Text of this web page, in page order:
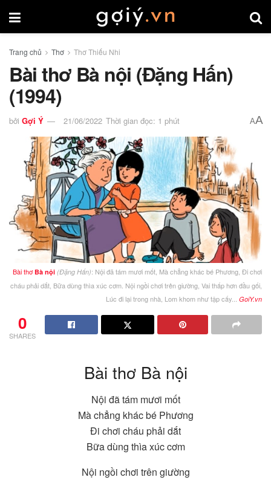
Trang chủ Thơ Thơ Thiếu Nhi
Bài thơ Bà nội (Đặng Hấn)
(1994)
bởi Gợi Ý 21/06/2022 Thời gian đọc: 1 phút AA
Bài thơBà nội (Đặng Hấn): Nội đã tám mươi mốt, Mà chẳng khác bé Phương, Đi chơi
cháu phải dắt, Bữa dùng thìa xúc cơm. Nội ngồi chơi trên giường, Vai thấp hơn đầu gối,
Lúc đi lại trong nhà, Lom khom như tập cấy... GoiY.vn
0
SHARES
Bài thơ Bà nội
Nội đã tám mươi mốt
Mà chẳng khác bé Phương
Đi chơi cháu phải dắt
Bữa dùng thìa xúc cơm
Nội ngồi chơi trên giường